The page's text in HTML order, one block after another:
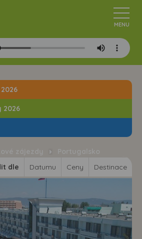
2026
dle
Datumu Ceny Destinace